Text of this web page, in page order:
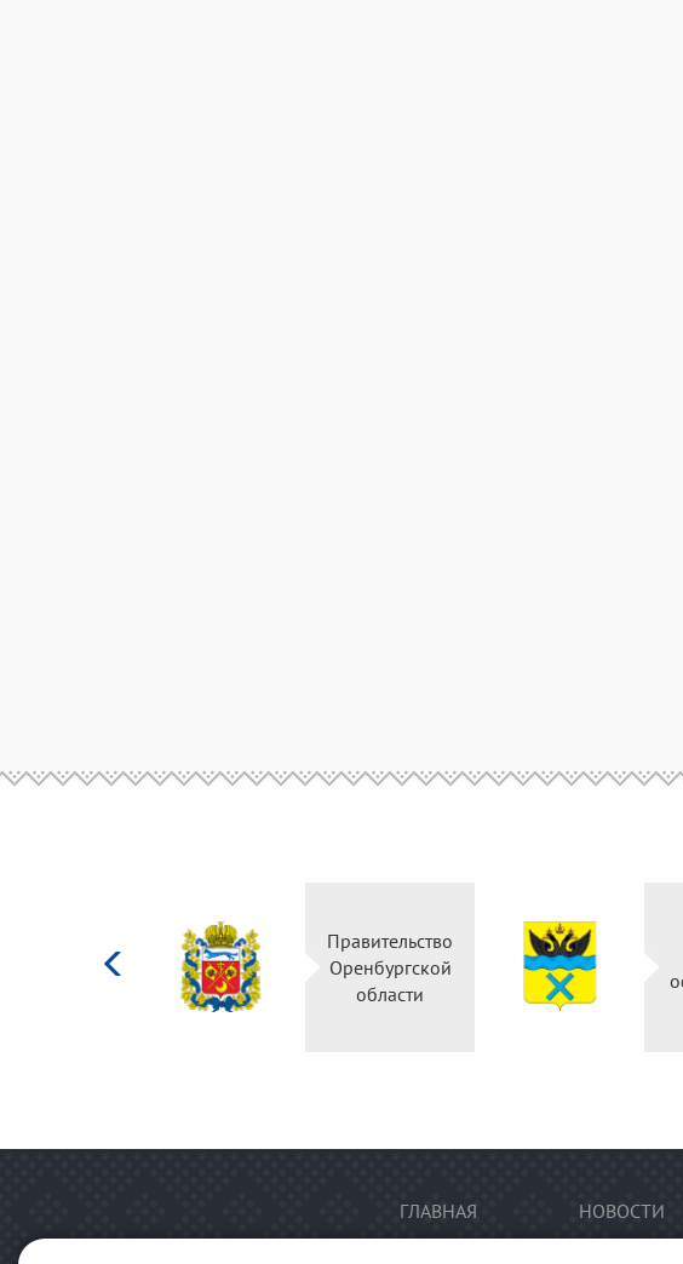
Министерство
культуры
Российской
федерации
Правительство
Оренбургской
области
ГЛАВНАЯ НОВОСТИ